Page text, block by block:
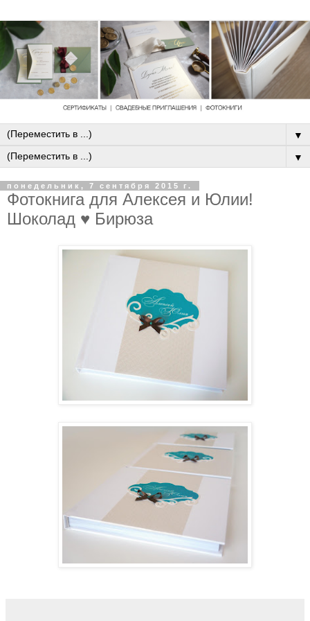
▼
▼
понедельник, 7 сентября 2015 г.
Фотокнига для Алексея и Юлии!
Шоколад ♥ Бирюза